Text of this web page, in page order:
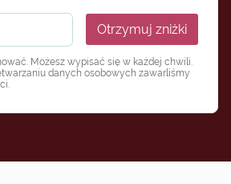
Otrzymuj zniżki
Możesz wypisać się w każdej chwili.
danych osobowych zawarliśmy